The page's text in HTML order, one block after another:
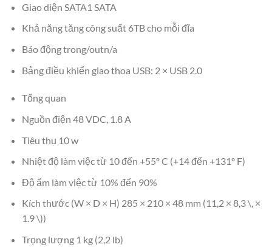
Giao diện SATA1 SATA
Khả năng tăng công suất 6TB cho mỗi đĩa
Báo động trong/outn/a
Bảng điều khiển giao thoa USB: 2 × USB 2.0
Tổng quan
Nguồn điện 48 VDC, 1.8 A
Tiêu thụ 10 w
Nhiệt độ làm việc từ 10 đến +55º C (+14 đến +131º F)
Độ ẩm làm việc từ 10% đến 90%
Kích thước (W × D × H) 285 × 210 × 48 mm (11,2 × 8,3 \, ×
1.9 \))
Trọng lượng 1 kg (2,2 lb)